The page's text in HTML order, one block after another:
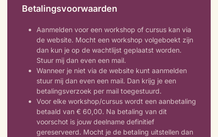
Betalingsvoorwaarden
Aanmelden voor een workshop of cursus kan via
de website. Mocht een workshop volgeboekt zijn
dan kun je op de wachtlijst geplaatst worden.
Stuur mij dan even een mail.
Wanneer je niet via de website kunt aanmelden
stuur mij dan even een mail. Dan krijg je een
betalingsverzoek per mail toegestuurd.
Voor elke workshop/cursus wordt een aanbetaling
betaald van € 60,00. Na betaling van dit
voorschot is jouw deelname definitief
gereserveerd. Mocht je de betaling uitstellen dan